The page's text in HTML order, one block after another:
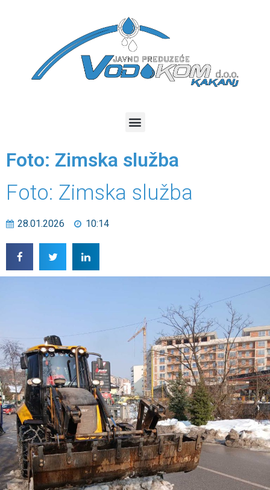
Foto: Zimska služba
Foto: Zimska služba
28.01.2026 10:14